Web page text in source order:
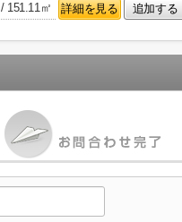
151.11㎡ 詳細を見る 追加する